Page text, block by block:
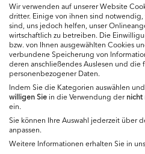
Ernährung
Produkte
Wir verwenden auf unserer Website
dritter. Einige von ihnen sind
sind, uns jedoch helfen, unser
wirtschaftlich zu betreiben. Die
bzw. von Ihnen ausgewählten Cookies
verbundene Speicherung von
deren anschließendes Auslesen und die
personenbezogener Daten.
Indem Sie die Kategorien auswählen und
willigenSie in die Verwendung dernicht
ein.
Sie können Ihre Auswahl jederzeit über
anpassen.
Weitere Informationen erhalten Sie in